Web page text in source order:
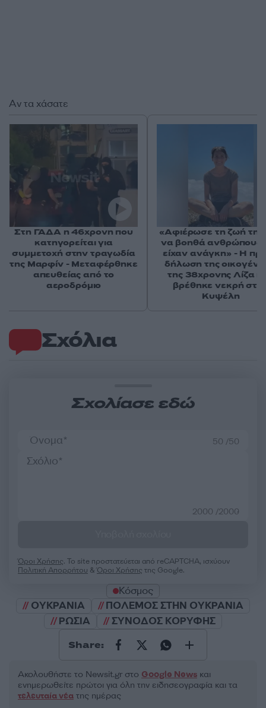
Σχόλια
Σχολίασε εδώ
50 /50
2000 /2000
Όροι Χρήσης. Το site προστατεύεται από reCAPTCHA, ισχύουν
Πολιτική Απορρήτου &Όροι Χρήσης της Google.
Κόσμος
ΟΥΚΡΑΝΙΑ
ΠΟΛΕΜΟΣ ΣΤΗΝ ΟΥΚΡΑΝΙΑ
ΡΩΣΙΑ
ΣΥΝΟΔΟΣ ΚΟΡΥΦΗΣ
Share:
Ακολουθήστε το Νewsit.gr στο Google News και
ενημερωθείτε πρώτοι για όλη την ειδησεογραφία και τα
τελευταία νέα της ημέρας
Αν τα χάσατε
Στη ΓΑΔΑ η 46χρονη που
κατηγορείται για
συμμετοχή στην τραγωδία
της Μαρφίν - Μεταφέρθηκε
απευθείας από το
αεροδρόμιο
«Αφιέρωσε τη ζωή της
να βοηθά ανθρώπους
είχαν ανάγκη» - Η
δήλωση της
της 38χρονης Λίζα
βρέθηκε νεκρή
Κυψέλη